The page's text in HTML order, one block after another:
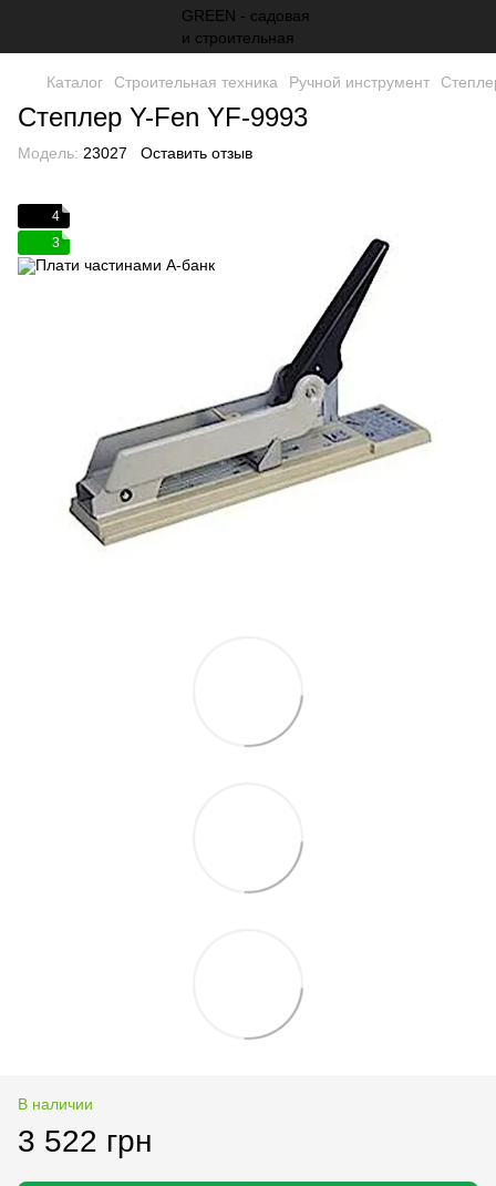
Каталог Строительная техника Ручной инструмент
Степлер Y-Fen YF-9993
Модель: 23027 Оставить отзыв
4
3
В наличии
3 522 грн